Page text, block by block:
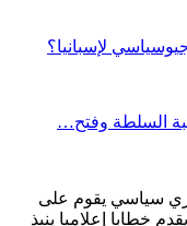
لإسبانيا؟
السلطة وفتح…
سياسي يقوم على
خطابا إعلاميا ينبذ